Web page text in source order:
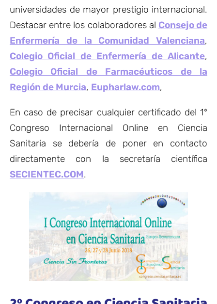
universidades de mayor prestigio internacional.
Destacar entre los colaboradores al Consejo de
Enfermería de la Comunidad Valenciana,
Colegio Oficial de Enfermería de Alicante,
Colegio Oficial de Farmacéuticos de la
Región de Murcia, Eupharlaw.com,
En caso de precisar cualquier certificado del 1º
Congreso Internacional Online en Ciencia
Sanitaria se debería de poner en contacto
directamente con la secretaría científica
SECIENTEC.COM.